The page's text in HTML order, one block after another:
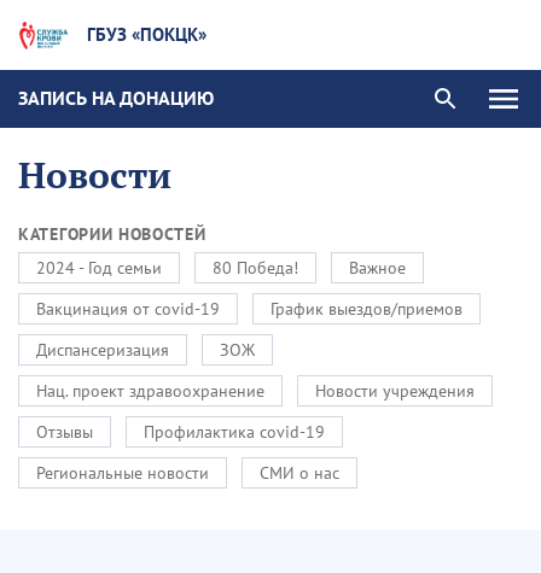
ГБУЗ «ПОКЦК»
ЗАПИСЬ НА ДОНАЦИЮ
Новости
КАТЕГОРИИ НОВОСТЕЙ
2024 - Год семьи
80 Победа!
Важное
Вакцинация от covid-19
График выездов/приемов
Диспансеризация
ЗОЖ
Нац. проект здравоохранение
Новости учреждения
Отзывы
Профилактика covid-19
Региональные новости
СМИ о нас